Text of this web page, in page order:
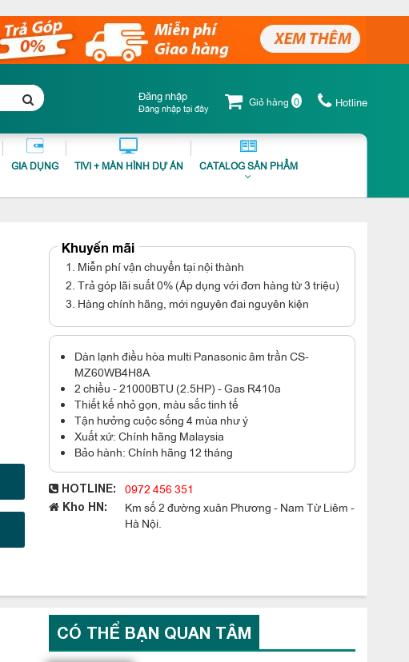
Hotline
Giỏ hàng 0
Đăng nhập
Đăng nhập tại đây
GIA DỤNG TIVI + MÀN HÌNH DỰ ÁN CATALOG SẢN PHẨM
Khuyến mãi
1. Miễn phí vận chuyển tại nội thành
2. Trả góp lãi suất 0% (Áp dụng với đơn hàng từ 3 triệu)
3. Hàng chính hãng, mới nguyên đai nguyên kiện
Dàn lạnh điều hòa multi Panasonic âm trần CS-
MZ60WB4H8A
2 chiều - 21000BTU (2.5HP) - Gas R410a
Thiết kế nhỏ gọn, màu sắc tinh tế
Tận hưởng cuộc sống 4 mùa như ý
Xuất xứ: Chính hãng Malaysia
Bảo hành: Chính hãng 12 tháng
HOTLINE: 0972 456 351
Kho HN:
Km số 2 đường xuân Phương - Nam Từ Liêm -
Hà Nội.
CÓ THỂ BẠN QUAN TÂM